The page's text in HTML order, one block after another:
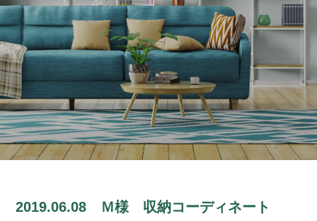
2019.06.08 Ｍ様 収納コーディネート